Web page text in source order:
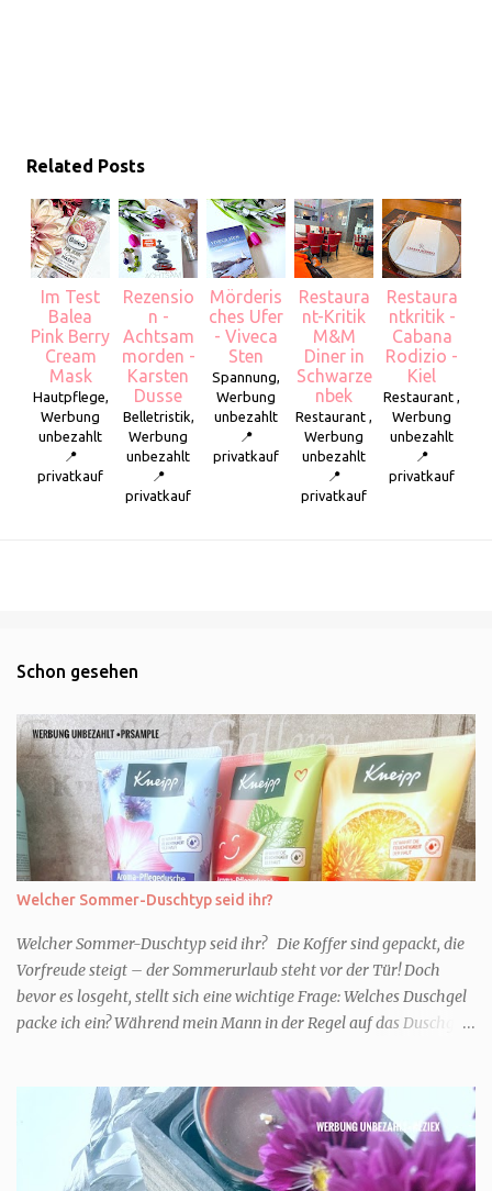
Related Posts
Im Test
Balea
Pink Berry
Cream
Mask
Hautpflege,
Werbung
unbezahlt
📍
privatkauf
Rezensio
n -
Achtsam
morden -
Karsten
Dusse
Belletristik,
Werbung
unbezahlt
📍
privatkauf
Mörderis
ches Ufer
- Viveca
Sten
Spannung,
Werbung
unbezahlt
📍
privatkauf
Restaura
nt-Kritik
M&M
Diner in
Schwarze
nbek
Restaurant ,
Werbung
unbezahlt
📍
privatkauf
Restaura
ntkritik -
Cabana
Rodizio -
Kiel
Restaurant ,
Werbung
unbezahlt
📍
privatkauf
Schon gesehen
Welcher Sommer-Duschtyp seid ihr?
Welcher Sommer-Duschtyp seid ihr? Die Koffer sind gepackt, die
Vorfreude steigt – der Sommerurlaub steht vor der Tür! Doch
bevor es losgeht, stellt sich eine wichtige Frage: Welches Duschgel
packe ich ein? Während mein Mann in der Regel auf das Duschgel
Urlaub Entspannung und Wellness. Falls ihr ähnlich denkt, lasst
uns doch herausfinden, welcher Duschtyp ihr seid. TYP
GENIESSER Egal, ob Strand oder Städtetrip - für euch gehört
gutes Essen, ein guter Wein oder Cocktail, vielleicht ein gutes Buch